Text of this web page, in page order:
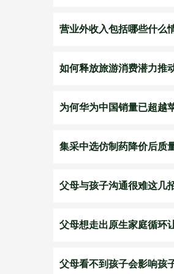
营业外收入包括哪些什么
如何释放旅游消费潜力推
为何华为中国销量已超越
集采中选仿制药降价后质
父母与孩子沟通很难这几
父母想走出原生家庭循环
父母看不到孩子会影响孩